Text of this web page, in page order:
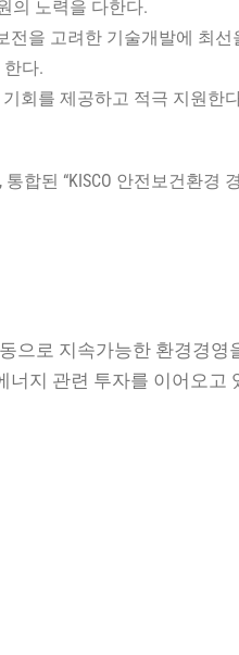
의 노력을 다한다.
전을 고려한 기술개발에 최선
다.
회를 제공하고 적극 지원한
합된 “KISCO 안전보건환경
으로 지속가능한 환경경
너지 관련 투자를 이어오고